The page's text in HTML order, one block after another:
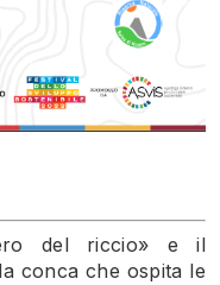
del riccio» e il
conca che ospita le